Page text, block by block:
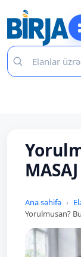
Ana səhifə
Yorulmusan?